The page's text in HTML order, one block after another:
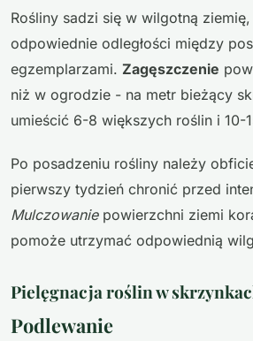
Rośliny sadzi się w wilgotną
odpowiednie odległości między
egzemplarzami. Zagęszczenie
niż w ogrodzie - na metr bieżący
umieścić 6-8 większych roślin i 10-
Po posadzeniu rośliny należy
pierwszy tydzień chronić przed
Mulczowaniepowierzchni ziemi
pomoże utrzymać odpowiednią
Pielęgnacja roślin w
Podlewanie